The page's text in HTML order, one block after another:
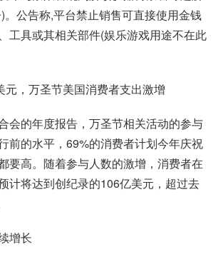
。公告称,平台禁止销售可直接使用金钱
工具或其相关部件(娱乐游戏用途不在此
元，万圣节美国消费者支出激增
会的年度报告，万圣节相关活动的参与
前的水平，69%的消费者计划今年庆祝
要高。随着参与人数的激增，消费者在
计将达到创纪录的106亿美元，超过去
增长